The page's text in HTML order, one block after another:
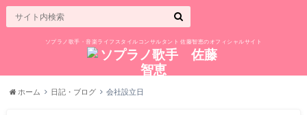
ソプラノ歌手・音楽ライフスタイルコンサルタント 佐藤智恵のオフィシャルサイト
ホーム 日記・ブログ 会社設立日